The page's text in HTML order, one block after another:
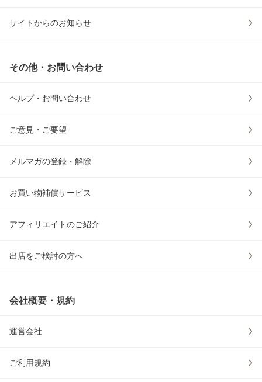
サイトからのお知らせ
その他・お問い合わせ
ヘルプ・お問い合わせ
ご意見・ご要望
メルマガの登録・解除
お買い物補償サービス
アフィリエイトのご紹介
出店をご検討の方へ
会社概要・規約
運営会社
ご利用規約